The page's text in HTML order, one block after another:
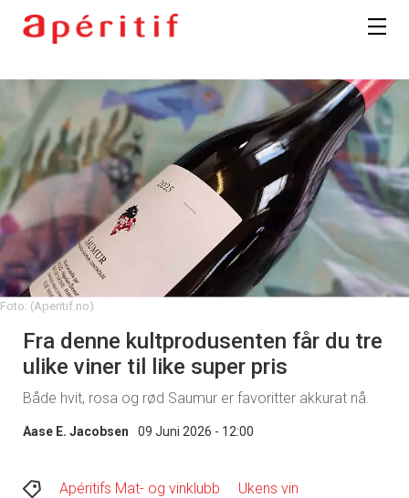
Foto: (Aperitif.no)
Fra denne kultprodusenten får du tre
ulike viner til like super pris
Både hvit, rosa og rød Saumur er favoritter akkurat nå.
Aase E. Jacobsen 09 Juni 2026 - 12:00
Apéritifs Mat- og vinklubb Ukens vin